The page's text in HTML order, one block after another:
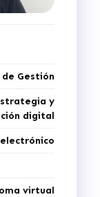
de Gestión
y
digital
virtual